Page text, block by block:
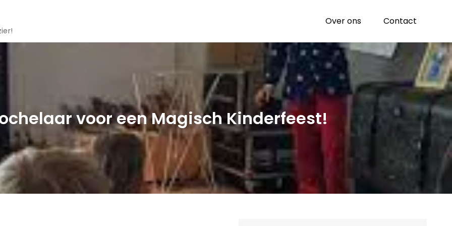
Over ons Contact
voor een Magisch Kinderfeest!